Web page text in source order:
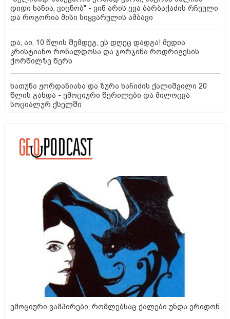
დიდი ხანია, ვიცნობ" - ვინ არის ევა ბარბაქაძის რჩეული
და როგორია მისი სიყვარულის ამბავი
და, აი, 10 წლის შემდეგ, ეს დღეც დადგა! მედია
კრისტიანო რონალდოსა და ჯორჯინა როდრიგესის
ქორწილზე წერს
ხათუნა ჟორდანიასა და ზურა ხაჩიძის ქალიშვილი 20
წლის გახდა - ემოციური წერილები და მილოცვა
სოციალურ ქსელში
ემოციური ვამპირები, რომლებსაც ქალები უნდა ერიდონ